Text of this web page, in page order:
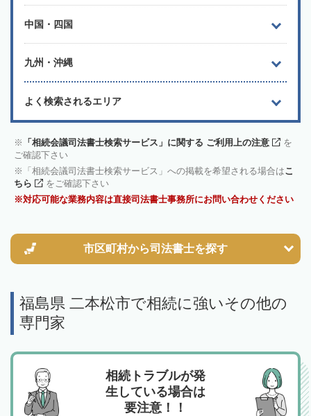
中国・四国
九州・沖縄
よく検索されるエリア
「相続会議司法書士検索サービス」に関する ご利用上の注意
を
ご確認下さい
「相続会議司法書士検索サービス」への掲載を希望される場合はこ
ちら
をご確認下さい
対応可能な業務内容は直接司法書士事務所にお問い合わせください
市区町村から司法書士を探す
福島県 二本松市で相続に強いその他の
専門家
相続トラブルが発
生している場合は
要注意！！